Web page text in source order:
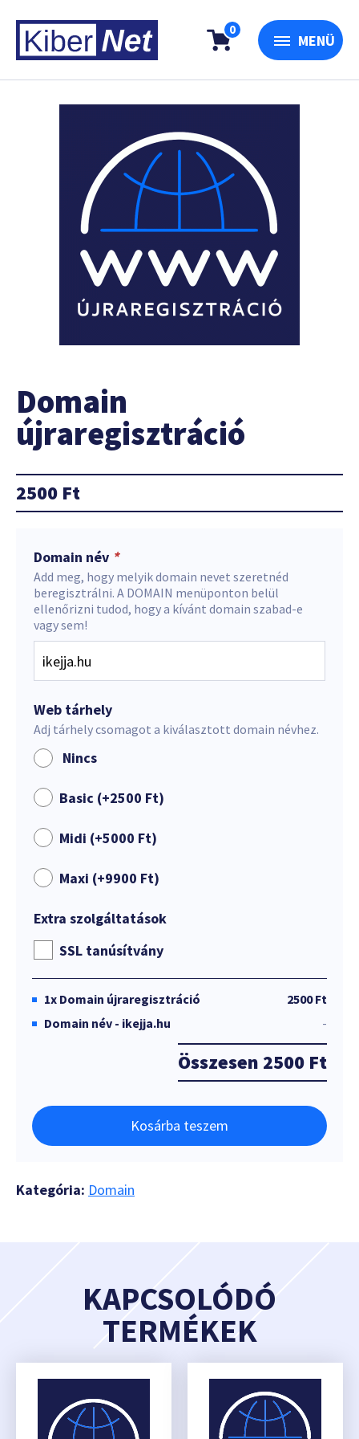
0
MENÜ
Domain
újraregisztráció
2500 Ft
Domain név *
Add meg, hogy melyik domain nevet szeretnéd
beregisztrálni. A DOMAIN menüponton belül
ellenőrizni tudod, hogy a kívánt domain szabad-e
vagy sem!
Web tárhely
Adj tárhely csomagot a kiválasztott domain névhez.
Nincs
Basic (+2500 Ft)
Midi (+5000 Ft)
Maxi (+9900 Ft)
Extra szolgáltatások
SSL tanúsítvány
1x Domain újraregisztráció
2500 Ft
Domain név - ikejja.hu
-
Összesen 2500 Ft
Kosárba teszem
Kategória: Domain
KAPCSOLÓDÓ
TERMÉKEK